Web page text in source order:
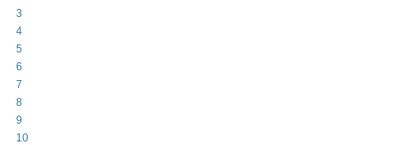
3
4
5
6
7
8
9
10